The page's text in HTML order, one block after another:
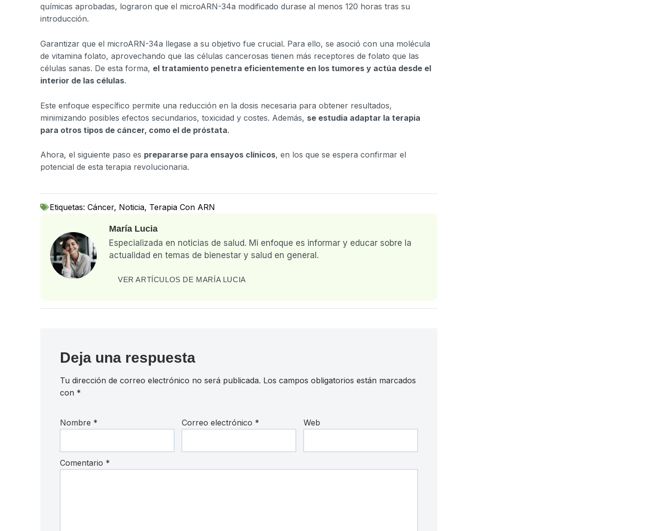
químicas aprobadas, lograron que el microARN-34a modificado durase al menos 120 horas tras su
introducción.
Garantizar que el microARN-34a llegase a su objetivo fue crucial. Para ello, se asoció con una molécula
de vitamina folato, aprovechando que las células cancerosas tienen más receptores de folato que las
células sanas. De esta forma, el tratamiento penetra eficientemente en los tumores y actúa desde el
interior de las células.
Este enfoque específico permite una reducción en la dosis necesaria para obtener resultados,
minimizando posibles efectos secundarios, toxicidad y costes. Además, se estudia adaptar la terapia
para otros tipos de cáncer, como el de próstata.
Ahora, el siguiente paso es prepararse para ensayos clínicos, en los que se espera confirmar el
potencial de esta terapia revolucionaria.
Etiquetas: Cáncer, Noticia, Terapia Con ARN
María Lucia
Especializada en noticias de salud. Mi enfoque es informar y educar sobre la
actualidad en temas de bienestar y salud en general.
VER ARTÍCULOS DE MARÍA LUCIA
Deja una respuesta
Tu dirección de correo electrónico no será publicada. Los campos obligatorios están marcados
con *
Nombre * Correo electrónico * Web
Comentario *